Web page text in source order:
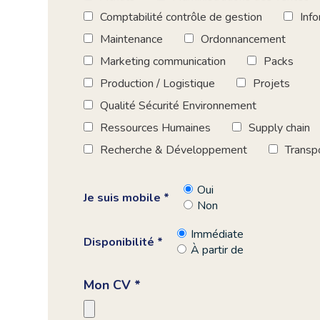
Comptabilité contrôle de gestion
Maintenance
Ordonnancement
Marketing communication
Packs
Production / Logistique
Projets
Qualité Sécurité Environnement
Ressources Humaines
Supply chain
Recherche & Développement
Je suis mobile *
Oui
Non
Disponibilité *
Immédiate
À partir de
Mon CV *